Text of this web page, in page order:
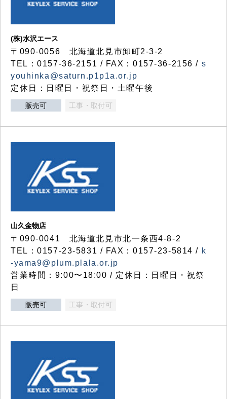
(株)水沢エース
〒090-0056 北海道北見市卸町2-3-2
TEL：0157-36-2151 / FAX：0157-36-2156 / s
youhinka@saturn.p1p1a.or.jp
定休日：日曜日・祝祭日・土曜午後
販売可 工事・取付可
山久金物店
〒090-0041 北海道北見市北一条西4-8-2
TEL：0157-23-5831 / FAX：0157-23-5814 / k
-yama9@plum.plala.or.jp
営業時間：9:00〜18:00 / 定休日：日曜日・祝祭
日
販売可 工事・取付可